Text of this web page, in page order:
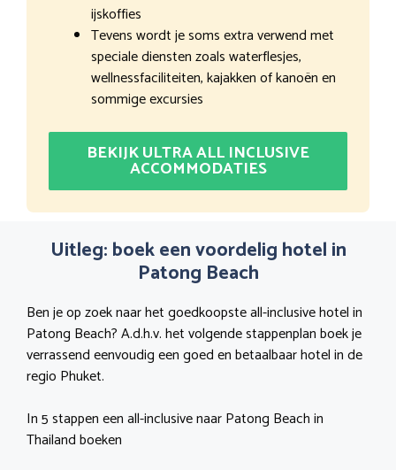
ijskoffies
Tevens wordt je soms extra verwend met
speciale diensten zoals waterflesjes,
wellnessfaciliteiten, kajakken of kanoën en
sommige excursies
BEKIJK ULTRA ALL INCLUSIVE
ACCOMMODATIES
Uitleg: boek een voordelig hotel in
Patong Beach
Ben je op zoek naar het goedkoopste all-inclusive hotel in
Patong Beach? A.d.h.v. het volgende stappenplan boek je
verrassend eenvoudig een goed en betaalbaar hotel in de
regio Phuket.
In 5 stappen een all-inclusive naar Patong Beach in
Thailand boeken